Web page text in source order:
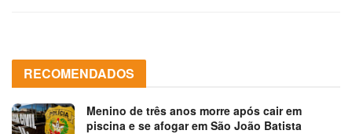
RECOMENDADOS
Menino de três anos morre após cair em
piscina e se afogar em São João Batista